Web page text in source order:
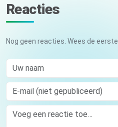
Reacties
Nog geen reacties. Wees de eerste.
Uw naam
E-mail (niet gepubliceerd)
Comment